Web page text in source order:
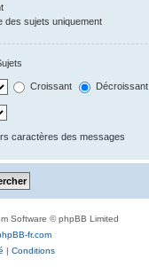
des sujets uniquement
Croissant Décroissant
caractères des messages
Software © phpBB Limited
fr.com
Conditions